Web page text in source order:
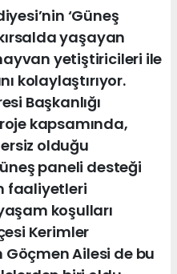
‘Güneş
yaşayan
yetiştiricileri ile
kolaylaştırıyor.
Başkanlığı
kapsamında,
olduğu
paneli desteği
faaliyetleri
koşulları
Kerimler
Ailesi de bu